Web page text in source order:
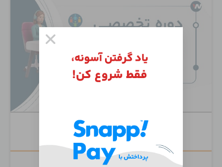
Cisco Unity Connection
۶,۵۰۰,۰۰۰تومان